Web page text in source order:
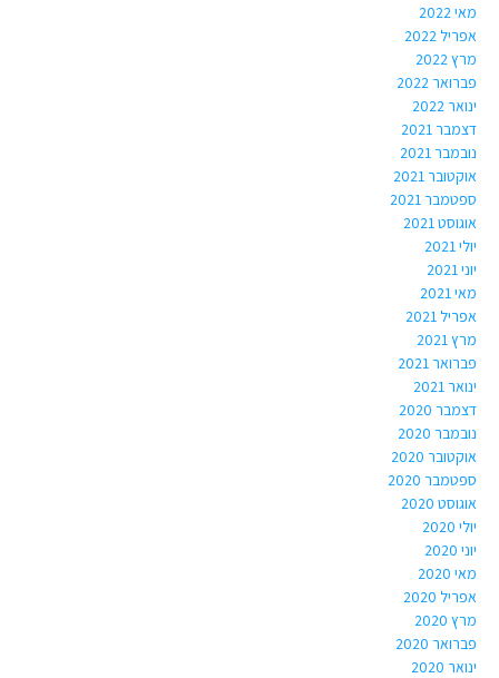
מאי 2022
אפריל 2022
מרץ 2022
פברואר 2022
ינואר 2022
דצמבר 2021
נובמבר 2021
אוקטובר 2021
ספטמבר 2021
אוגוסט 2021
יולי 2021
יוני 2021
מאי 2021
אפריל 2021
מרץ 2021
פברואר 2021
ינואר 2021
דצמבר 2020
נובמבר 2020
אוקטובר 2020
ספטמבר 2020
אוגוסט 2020
יולי 2020
יוני 2020
מאי 2020
אפריל 2020
מרץ 2020
פברואר 2020
ינואר 2020